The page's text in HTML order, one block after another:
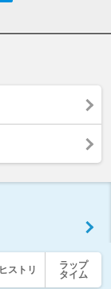
ヒストリ
ラップ
タイム